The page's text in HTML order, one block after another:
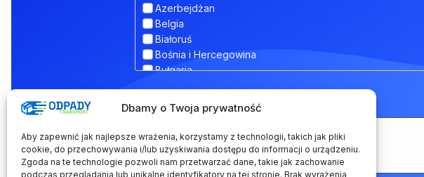
Dbamy o Twoja prywatność
Aby zapewnić jak najlepsze wrażenia, korzystamy z technologii, takich jak pliki
cookie, do przechowywania i/lub uzyskiwania dostępu do informacji o urządzeniu.
Zgoda na te technologie pozwoli nam przetwarzać dane, takie jak zachowanie
podczas przeglądania lub unikalne identyfikatory na tej stronie. Brak wyrażenia
NACZEPA NISKOPODWOZIOWA Z OBNIŻONYM POKŁADEM
NACZEPA ODKRYTA (FLATBED)
NACZEPA PLATFORMA
NACZEPA PLATFORMOWA BDF
NACZEPA PRZEZNACZONA DO TRANSPORTU ZWIERZĄT
NACZEPA TELEMEGA
NACZEPA TYPU INLOADER
NACZEPA TYPU JOLODA
Azerbejdżan
Belgia
Białoruś
Bośnia i Hercegowina
Bułgaria
Czarnogóra
Czechy
Dania
Estonia
Dodatkowe informacje